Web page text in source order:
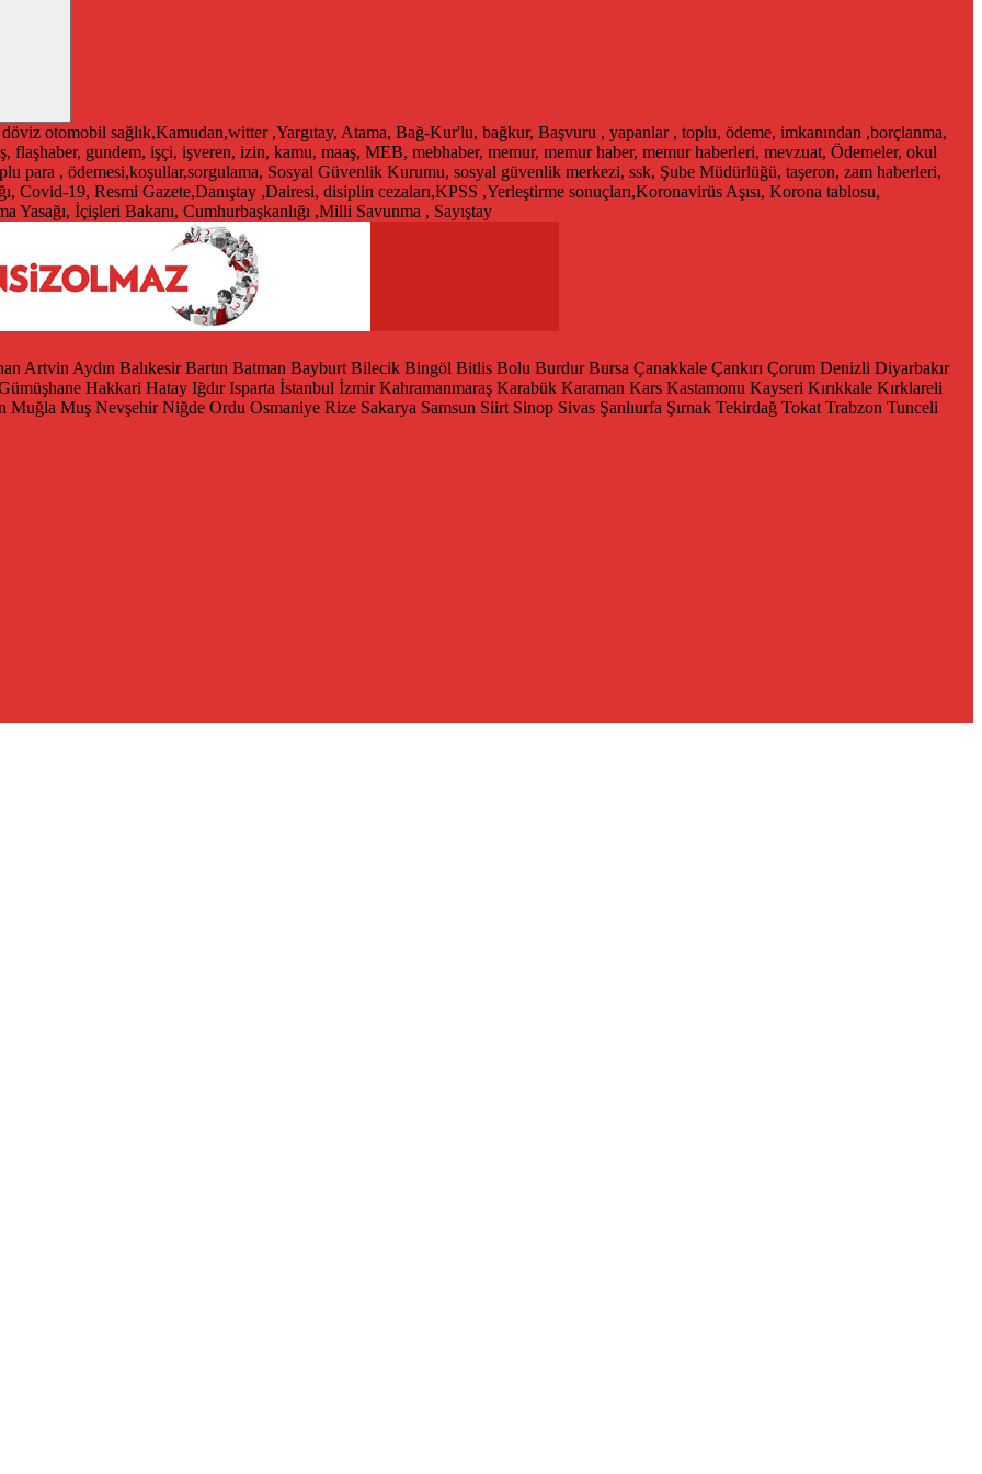
otomobil sağlık,Kamudan,witter ,Yargıtay, Atama, Bağ-Kur'lu, bağkur, Başvuru , yapanlar , toplu, ödeme, imkanından ,borçlanma,
gundem, işçi, işveren, izin, kamu, maaş, MEB, mebhaber, memur, memur haber, memur haberleri, mevzuat, Ödemeler, okul
para , ödemesi,koşullar,sorgulama, Sosyal Güvenlik Kurumu, sosyal güvenlik merkezi, ssk, Şube Müdürlüğü, taşeron, zam haberleri,
19, Resmi Gazete,Danıştay ,Dairesi, disiplin cezaları,KPSS ,Yerleştirme sonuçları,Koronavirüs Aşısı, Korona tablosu,
İçişleri Bakanı, Cumhurbaşkanlığı ,Milli Savunma , Sayıştay
Artvin Aydın Balıkesir Bartın Batman Bayburt Bilecik Bingöl Bitlis Bolu Burdur Bursa Çanakkale Çankırı Çorum Denizli Diyarbakır
Hakkari Hatay Iğdır Isparta İstanbul İzmir Kahramanmaraş Karabük Karaman Kars Kastamonu Kayseri Kırıkkale Kırklareli
Muğla Muş Nevşehir Niğde Ordu Osmaniye Rize Sakarya Samsun Siirt Sinop Sivas Şanlıurfa Şırnak Tekirdağ Tokat Trabzon Tunceli